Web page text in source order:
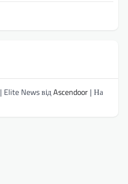
| Elite News відAscendoor | На